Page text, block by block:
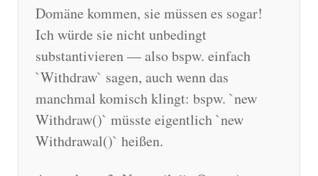
Domäne kommen, sie müssen es sogar!
Ich würde sie nicht unbedingt
substantivieren — also bspw. einfach
`Withdraw` sagen, auch wenn das
manchmal komisch klingt: bspw. `new
Withdraw()` müsste eigentlich `new
Withdrawal()` heißen.